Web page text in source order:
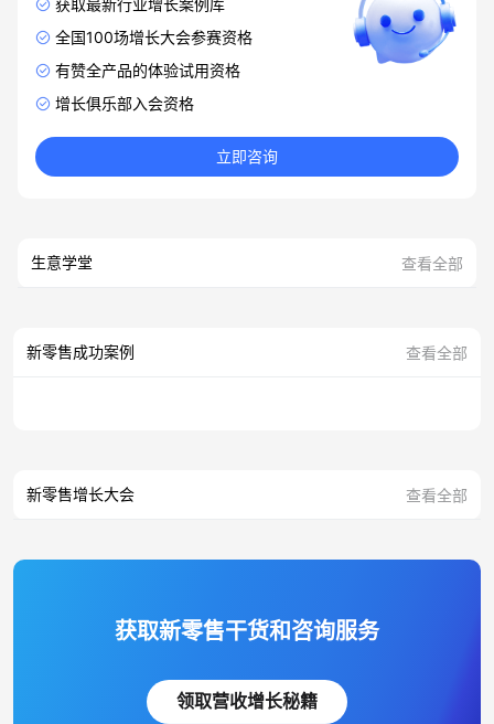
获取最新行业增长案例库
全国100场增长大会参赛资格
有赞全产品的体验试用资格
增长俱乐部入会资格
立即咨询
生意学堂 查看全部
新零售成功案例 查看全部
新零售增长大会 查看全部
获取新零售干货和咨询服务
领取营收增长秘籍